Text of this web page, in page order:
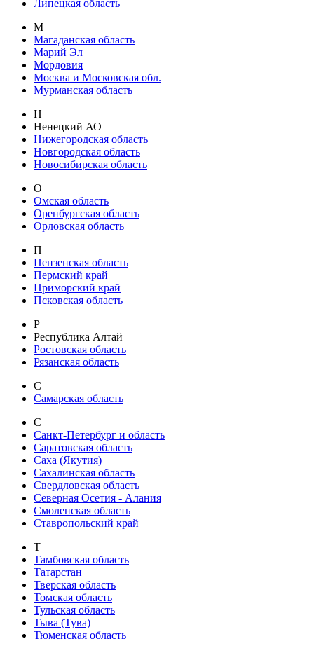
Липецкая область
М
Магаданская область
Марий Эл
Мордовия
Москва и Московская обл.
Мурманская область
Н
Ненецкий АО
Нижегородская область
Новгородская область
Новосибирская область
О
Омская область
Оренбургская область
Орловская область
П
Пензенская область
Пермский край
Приморский край
Псковская область
Р
Республика Алтай
Ростовская область
Рязанская область
С
Самарская область
С
Санкт-Петербург и область
Саратовская область
Саха (Якутия)
Сахалинская область
Свердловская область
Северная Осетия - Алания
Смоленская область
Ставропольский край
Т
Тамбовская область
Татарстан
Тверская область
Томская область
Тульская область
Тыва (Тува)
Тюменская область